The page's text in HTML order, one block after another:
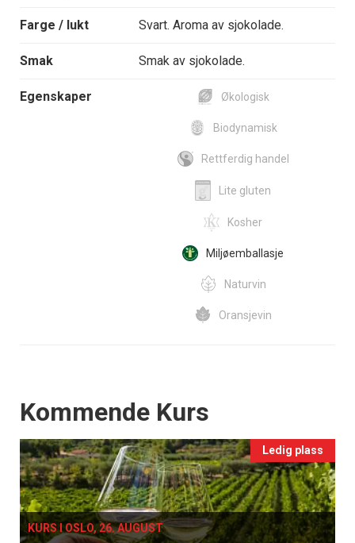
Farge / lukt Svart. Aroma av sjokolade.
Smak Smak av sjokolade.
Egenskaper Økologisk
Biodynamisk
Rettferdig handel
Lite gluten
Kosher
Miljøemballasje
Naturvin
Oransjevin
Events
Kommende Kurs
Ledig plass
KURS I OSLO, 26. AUGUST